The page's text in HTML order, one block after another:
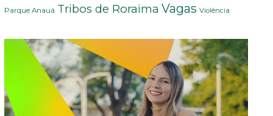
Parque Anauá Tribos de Roraima Vagas Violência